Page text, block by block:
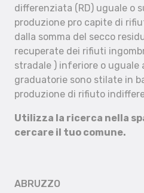
differenziata (RD) uguale o
produzione pro capite di
dalla somma del secco
recuperate dei rifiuti
stradale ) inferiore o uguale
graduatorie sono stilate in
produzione di rifiuto
Utilizza la ricerca nella
cercare il tuo comune.
ABRUZZO